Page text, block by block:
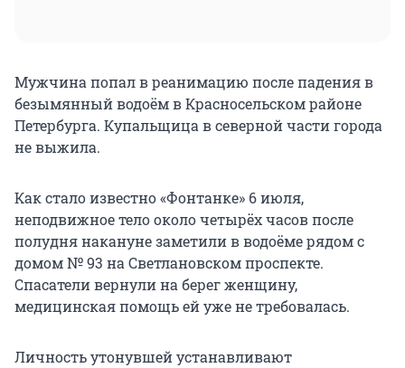
Мужчина попал в реанимацию после падения в
безымянный водоём в Красносельском районе
Петербурга. Купальщица в северной части города
не выжила.
Как стало известно «Фонтанке» 6 июля,
неподвижное тело около четырёх часов после
полудня накануне заметили в водоёме рядом с
домом № 93 на Светлановском проспекте.
Спасатели вернули на берег женщину,
медицинская помощь ей уже не требовалась.
Личность утонувшей устанавливают